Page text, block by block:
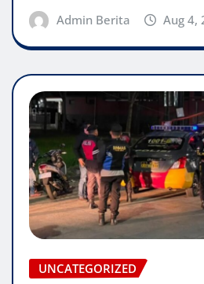
Admin Berita Aug 4,
UNCATEGORIZED